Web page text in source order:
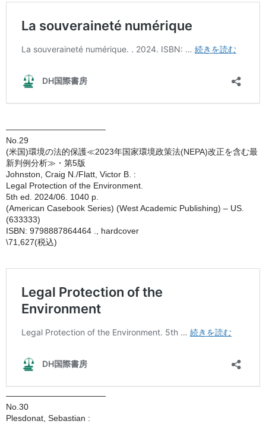
————————————
No.29
(米国)環境の法的保護≪2023年国家環境政策法(NEPA)改正を含む最
新判例分析≫・第5版
Johnston, Craig N./Flatt, Victor B. :
Legal Protection of the Environment.
5th ed. 2024/06. 1040 p.
(American Casebook Series) (West Academic Publishing) – US.
(633333)
ISBN: 9798887864464 ., hardcover
\71,627(税込)
————————————
No.30
Plesdonat, Sebastian :